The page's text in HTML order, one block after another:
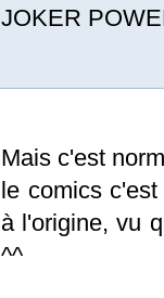
JOKER
Mais c'est
le comics
à l'origine, vu
^^